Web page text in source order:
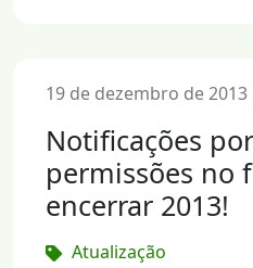
19 de dezembro de
Notificações
permissões no
encerrar 2013!
Atualização